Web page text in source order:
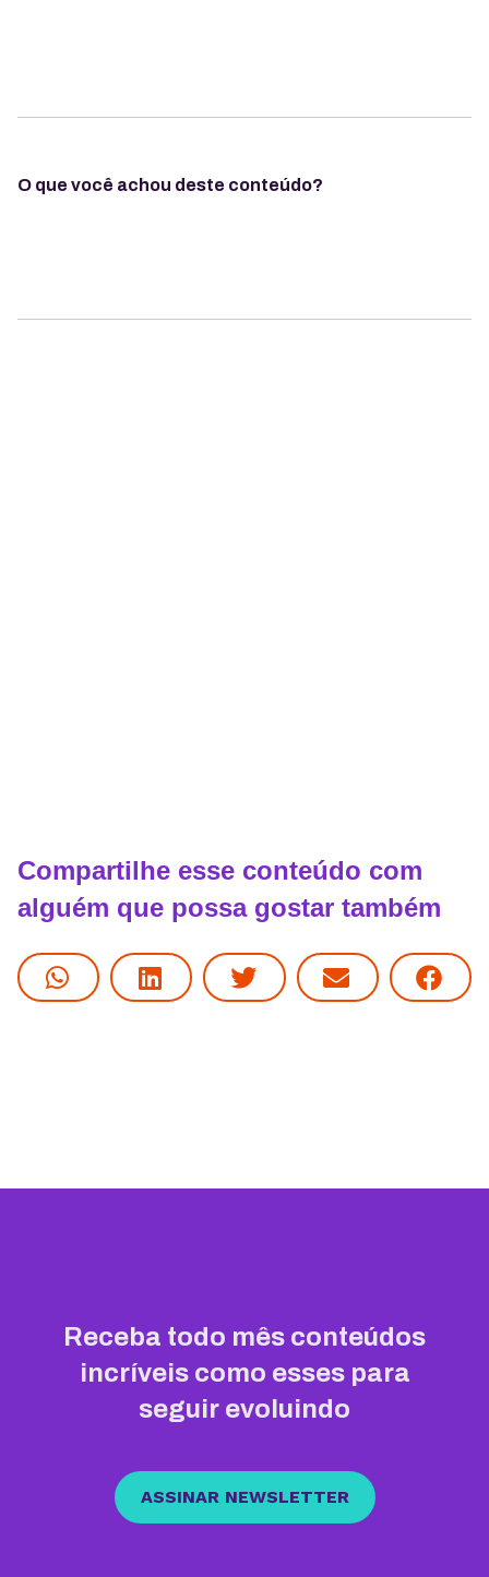
O que você achou deste conteúdo?
Compartilhe esse conteúdo com
alguém que possa gostar também
Receba todo mês conteúdos
incríveis como esses para
seguir evoluindo
ASSINAR NEWSLETTER